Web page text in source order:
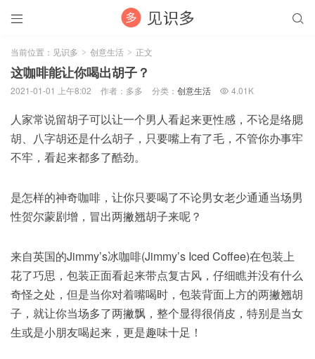
 
当前位置： 见识多 > 创意生活 > 正文
这咖啡能让你喝出胡子？
2021-01-01 上午8:02 作者：多多 分类： 创意生活  4.01K
人家常说留胡子可以让一个男人看起来更性感，不论是络腮
胡、八字胡还是什么胡子，只要嘴上有了毛，不管你办事牢
不牢，看起来都多了酷劲。
是怎样的神奇咖啡，让你只要喝了不论男女老少通通当场男
性贺尔蒙剧增，冒出两撇翘胡子来呢？
来自英国的Jimmy’s冰咖啡(Jimmy’s Iced Coffee)在包装上
花了巧思，包装正面看起来带点复古风，仔细瞧并没有什么
奇怪之处，但是当你对着嘴喝时，包装背面上方的两撇翘胡
子，就让你当场多了两撇飘，整个显得很俏皮，特别是当女
生或是小朋友喝起来，更是趣味十足！